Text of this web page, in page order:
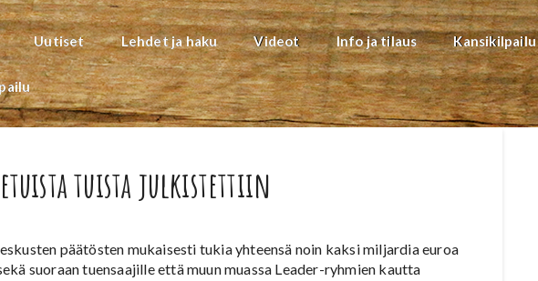
Uutiset Lehdet ja haku Videot Info ja tilaus Kansikilpailu
tuista julkistettiin
päätösten mukaisesti tukia yhteensä noin kaksi miljardia euroa
suoraan tuensaajille että muun muassa Leader-ryhmien kautta